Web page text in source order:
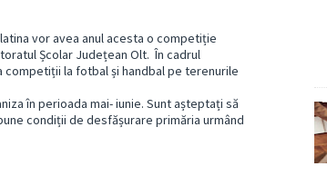
vor avea anul acesta o competiție
Școlar Județean Olt. În cadrul
competiții la fotbal și handbal pe terenurile
în perioada mai- iunie. Sunt așteptați să
condiții de desfășurare primăria urmând